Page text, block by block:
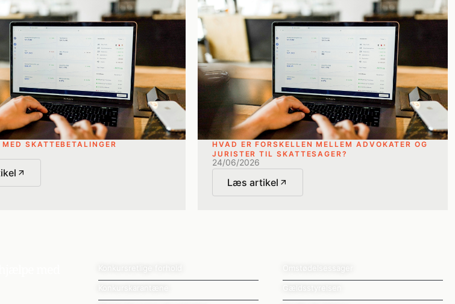
SKATTEBETALINGER
HVAD ER FORSKELLEN MELLEM ADVOKATER OG
JURISTER TIL SKATTESAGER?
24/06/2026
Læs artikel
Konkursretlige forhold
Konkurskarantæne
Omstødelsessager
Gældsstyrelsen